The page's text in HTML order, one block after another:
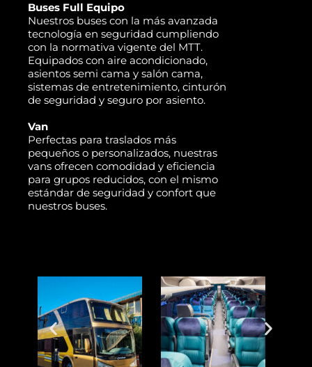
Buses Full Equipo
Nuestros buses con la más avanzada
tecnología en seguridad cumpliendo
con la normativa vigente del MTT.
Equipados con aire acondicionado,
asientos semi cama y salón cama,
sistemas de entretenimiento, cinturón
de seguridad y seguro por asiento.
Van
Perfectas para traslados más
pequeños o personalizados, nuestras
vans ofrecen comodidad y eficiencia
para grupos reducidos, con el mismo
estándar de seguridad y confort que
nuestros buses.